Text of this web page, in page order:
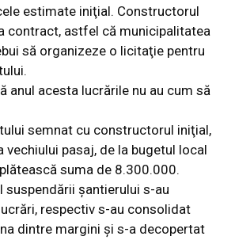
estimate iniţial. Constructorul
contract, astfel că municipalitatea
să organizeze o licitaţie pentru
anul acesta lucrările nu au cum să
semnat cu constructorul iniţial,
vechiului pasaj, de la bugetul local
suma de 8.300.000.
suspendării şantierului s-au
respectiv s-au consolidat
dintre margini şi s-a decopertat